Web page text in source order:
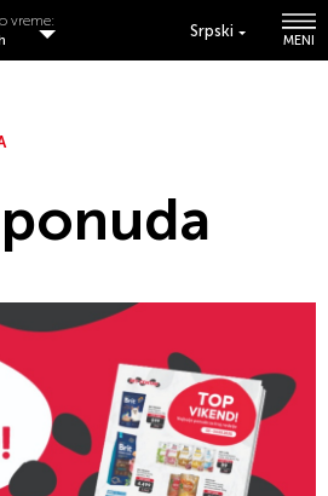
Srpski
MENI
vreme: